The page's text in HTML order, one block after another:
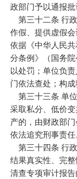
政部门予以通报批
第三十二条 行
作假、提供虚假
依据《中华人民
分条例》（国务
以处罚；单位负
门依法查处；构成
第三十三条 单
采取私分、低价
产的，由财政部
依法追究刑事责任
第三十四条 行
结果真实性、完
清查专项审计报告